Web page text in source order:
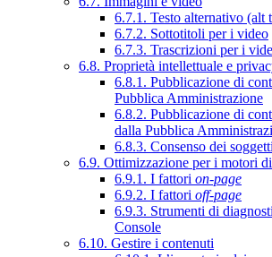
6.7.1. Testo alternativo (alt
6.7.2. Sottotitoli per i video
6.7.3. Trascrizioni per i
6.8. Proprietà intellettuale e
6.8.1. Pubblicazione di
Pubblica Amministrazione
6.8.2. Pubblicazione di
dalla Pubblica
6.8.3. Consenso dei
6.9. Ottimizzazione per i motori
6.9.1. I fattori on-page
6.9.2. I fattori off-page
6.9.3. Strumenti di
Console
6.10. Gestire i contenuti